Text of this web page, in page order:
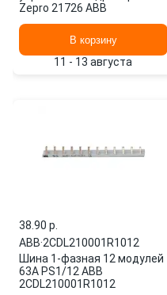
Zepro 21726 ABB
В корзину
11 - 13 августа
38.90 p.
ABB·2CDL210001R1012
Шина 1-фазная 12 модулей
63А PS1/12 ABB
2CDL210001R1012